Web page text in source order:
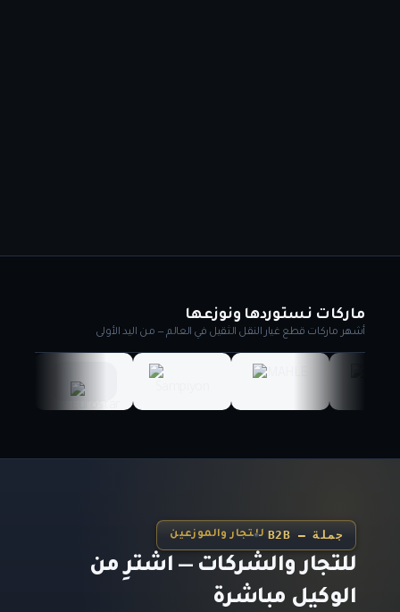
ماركات نستوردها ونوزعها
أشهر ماركات قطع غيار النقل الثقيل في العالم — من اليد الأولى
B2B — جملة للتجار والموزعين
للتجار والشركات — اشترِ من
الوكيل مباشرة